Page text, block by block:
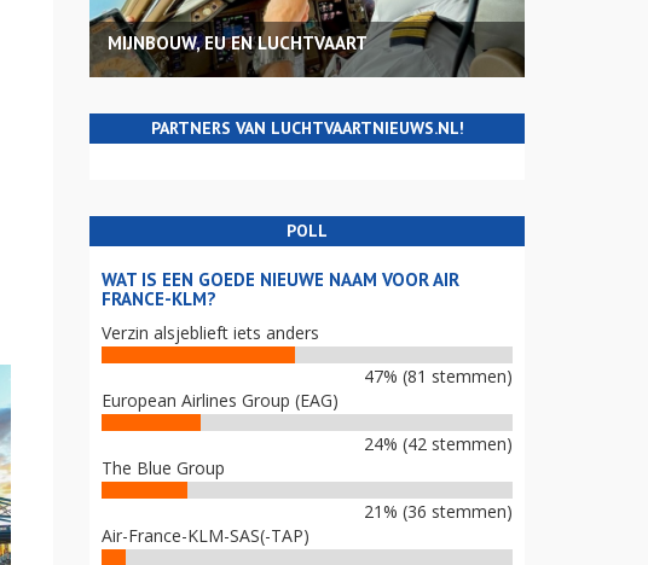
MIJNBOUW, EU EN LUCHTVAART
PARTNERS VAN LUCHTVAARTNIEUWS.NL!
POLL
WAT IS EEN GOEDE NIEUWE NAAM VOOR AIR
FRANCE-KLM?
Verzin alsjeblieft iets anders
47% (81 stemmen)
European Airlines Group (EAG)
24% (42 stemmen)
The Blue Group
21% (36 stemmen)
Air-France-KLM-SAS(-TAP)